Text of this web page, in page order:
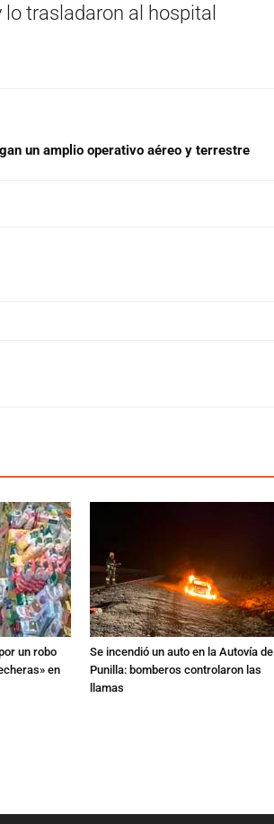
trasladaron al hospital
un amplio operativo aéreo y terrestre
un robo
en
Se incendió un auto en la Autovía de
Punilla: bomberos controlaron las
llamas